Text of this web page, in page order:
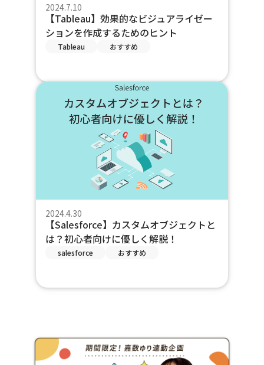
2024.7.10
【Tableau】効果的なビジュアライゼー
ションを作成するためのヒント
Tableau おすすめ
2024.4.30
【Salesforce】カスタムオブジェクトと
は？初心者向けに優しく解説！
salesforce おすすめ